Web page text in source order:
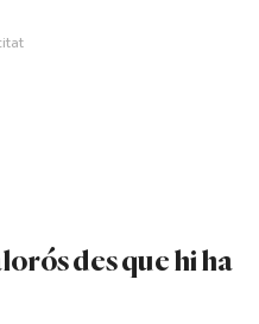
des que hi ha